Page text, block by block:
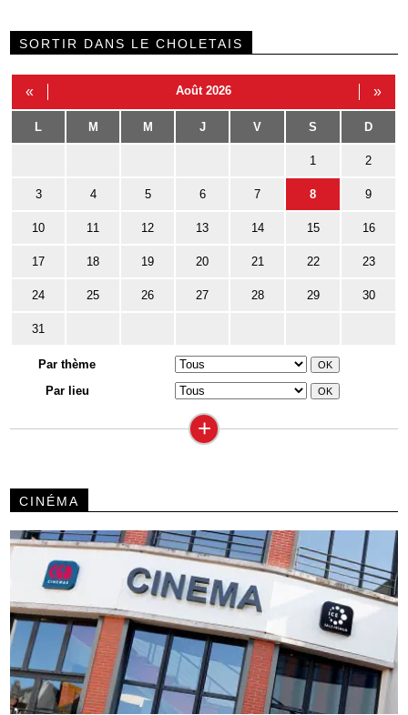
SORTIR DANS LE CHOLETAIS
« Août 2026 »
L M M J V S D
1 2
3 4 5 6 7 8 9
10 11 12 13 14 15 16
17 18 19 20 21 22 23
24 25 26 27 28 29 30
31
Par thème
Par lieu
+
CINÉMA